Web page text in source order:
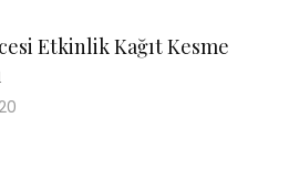
Etkinlik Kağıt Kesme